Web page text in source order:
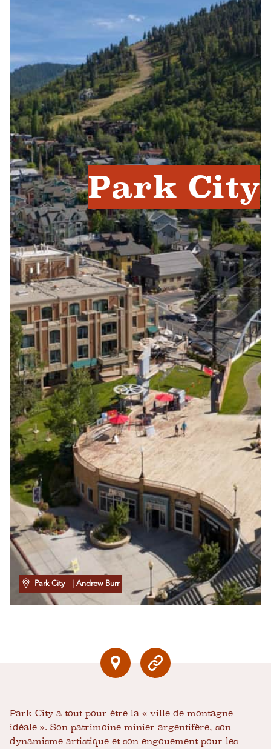
Park City
Park City | Andrew Burr
Park City a tout pour être la « ville de montagne
idéale ». Son patrimoine minier argentifère, son
dynamisme artistique et son engouement pour les